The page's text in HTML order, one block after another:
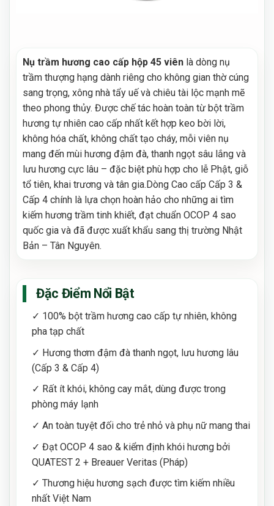
Nụ trầm hương cao cấp hộp 45 viên là dòng nụ
trầm thượng hạng dành riêng cho không gian thờ cúng
sang trọng, xông nhà tẩy uế và chiêu tài lộc mạnh mẽ
theo phong thủy. Được chế tác hoàn toàn từ bột trầm
hương tự nhiên cao cấp nhất kết hợp keo bời lời,
không hóa chất, không chất tạo cháy, mỗi viên nụ
mang đến mùi hương đậm đà, thanh ngọt sâu lắng và
lưu hương cực lâu – đặc biệt phù hợp cho lễ Phật, giỗ
tổ tiên, khai trương và tân gia.Dòng Cao cấp Cấp 3 &
Cấp 4 chính là lựa chọn hoàn hảo cho những ai tìm
kiếm hương trầm tinh khiết, đạt chuẩn OCOP 4 sao
quốc gia và đã được xuất khẩu sang thị trường Nhật
Bản – Tân Nguyên.
Đặc Điểm Nổi Bật
✓ 100% bột trầm hương cao cấp tự nhiên, không
pha tạp chất
✓ Hương thơm đậm đà thanh ngọt, lưu hương lâu
(Cấp 3 & Cấp 4)
✓ Rất ít khói, không cay mắt, dùng được trong
phòng máy lạnh
✓ An toàn tuyệt đối cho trẻ nhỏ và phụ nữ mang thai
✓ Đạt OCOP 4 sao & kiểm định khói hương bởi
QUATEST 2 + Breauer Veritas (Pháp)
✓ Thương hiệu hương sạch được tìm kiếm nhiều
nhất Việt Nam